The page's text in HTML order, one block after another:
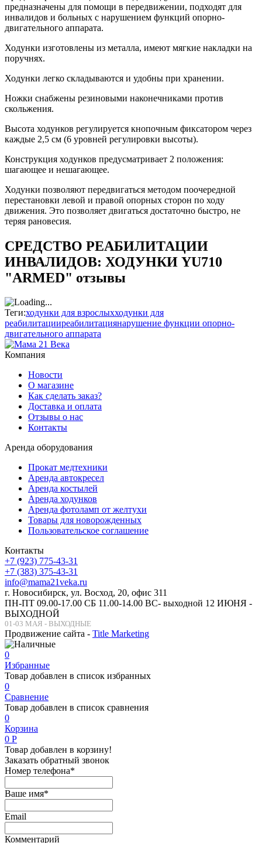
предназначены для помощи в передвижении, подходят для
инвалидов и больных с нарушением функций опорно-
двигательного аппарата.
Ходунки изготовлены из металла, имеют мягкие накладки на
поручнях.
Ходунки легко складываются и удобны при хранении.
Ножки снабжены резиновыми наконечниками против
скольжения.
Высота ходунков регулируется кнопочным фиксатором через
каждые 2,5 см (6 уровней регулировки высоты).
Конструкция ходунков предусматривает 2 положения:
шагающее и нешагающее.
Ходунки позволяют передвигаться методом поочередной
перестановки левой и правой опорных сторон по ходу
движения. Это позволяет двигаться достаточно быстро, не
теряя рановесия.
СРЕДСТВО РЕАБИЛИТАЦИИ
ИНВАЛИДОВ: ХОДУНКИ YU710
"ARMED" отзывы
Теги:ходунки для взрослыхходунки для
реабилитацииреабилитациянарушение функции опорно-
двигательного аппарата
Компания
Новости
О магазине
Как сделать заказ?
Доставка и оплата
Отзывы о нас
Контакты
Аренда оборудования
Прокат медтехники
Аренда автокресел
Аренда костылей
Аренда ходунков
Аренда фотоламп от желтухи
Товары для новорожденных
Пользовательское соглашение
Контакты
+7 (923) 775-43-31
+7 (383) 375-43-31
info@mama21veka.ru
г. Новосибирск, ул. Восход, 20, офис 311
ПН-ПТ 09.00-17.00 СБ 11.00-14.00 ВС- выходной 12 ИЮНЯ -
ВЫХОДНОЙ
01-03 МАЯ - ВЫХОДНЫЕ
Продвижение сайта - Title Marketing
0
Избранные
Товар добавлен в список избранных
0
Сравнение
Товар добавлен в список сравнения
0
Корзина
0 Р
Товар добавлен в корзину!
Заказать обратный звонок
Номер телефона*
Ваше имя*
Email
Комментарий